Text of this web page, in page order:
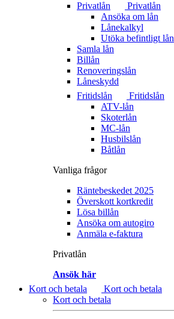
Privatlån
Privatlån
Ansöka om lån
Lånekalkyl
Utöka befintligt lån
Samla lån
Billån
Renoveringslån
Låneskydd
Fritidslån
Fritidslån
ATV-lån
Skoterlån
MC-lån
Husbilslån
Båtlån
Vanliga frågor
Räntebeskedet 2025
Överskott kortkredit
Lösa billån
Ansöka om autogiro
Anmäla e-faktura
Privatlån
Ansök här
Kort och betala
Kort och betala
Kort och betala